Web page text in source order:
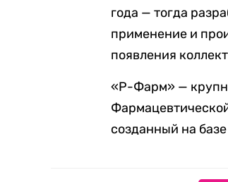
года — тогда
применение и
появления
«Р-Фарм» —
созданный на